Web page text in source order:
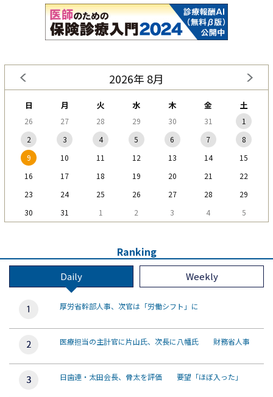
2026年 8月
日 月 火 水 木 金 土
26 27 28 29 30 31
1
2
3 4 5 6 7
8
9
10 11 12 13 14
15
16
17 18 19 20 21
22
23
24 25 26 27 28
29
30
31 1 2 3 4 5
Ranking
Daily Weekly
厚労省幹部人事、次官は「労働シフト」に
医療担当の主計官に片山氏、次長に八幡氏 財務省人事
日歯連・太田会長、骨太を評価 要望「ほぼ入った」